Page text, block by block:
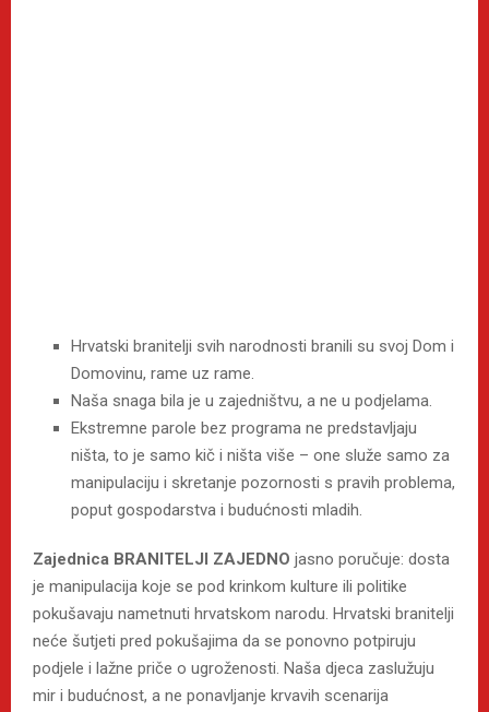
Hrvatski branitelji svih narodnosti branili su svoj Dom i
Domovinu, rame uz rame.
Naša snaga bila je u zajedništvu, a ne u podjelama.
Ekstremne parole bez programa ne predstavljaju
ništa, to je samo kič i ništa više – one služe samo za
manipulaciju i skretanje pozornosti s pravih problema,
poput gospodarstva i budućnosti mladih.
Zajednica BRANITELJI ZAJEDNO jasno poručuje: dosta
je manipulacija koje se pod krinkom kulture ili politike
pokušavaju nametnuti hrvatskom narodu. Hrvatski branitelji
neće šutjeti pred pokušajima da se ponovno potpiruju
podjele i lažne priče o ugroženosti. Naša djeca zaslužuju
mir i budućnost, a ne ponavljanje krvavih scenarija